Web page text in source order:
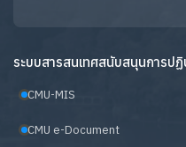
ระบบสารสนเทศสนับสนุนการป
CMU-MIS
CMU e-Document